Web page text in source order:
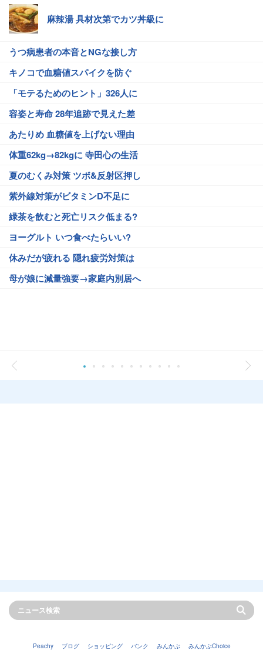
麻辣湯 具材次第でカツ丼級に
うつ病患者の本音とNGな接し方
キノコで血糖値スパイクを防ぐ
「モテるためのヒント」326人に
容姿と寿命 28年追跡で見えた差
あたりめ 血糖値を上げない理由
体重62kg→82kgに 寺田心の生活
夏のむくみ対策 ツボ&反射区押し
紫外線対策がビタミンD不足に
緑茶を飲むと死亡リスク低まる?
ヨーグルト いつ食べたらいい?
休みだが疲れる 隠れ疲労対策は
母が娘に減量強要→家庭内別居へ
Peachy ブログ ショッピング バンク みんかぶ みんかぶChoice